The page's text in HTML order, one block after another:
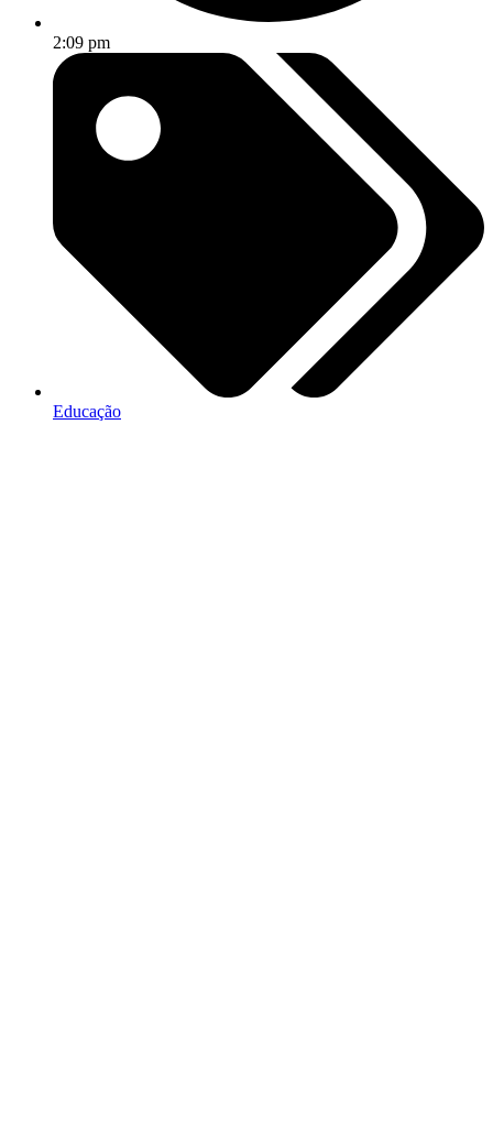
2:09 pm
Educação